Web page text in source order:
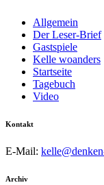
Allgemein
Der Leser-Brief
Gastspiele
Kelle woanders
Startseite
Tagebuch
Video
Kontakt
E-Mail:
Archiv